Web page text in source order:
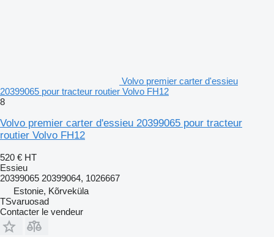
Volvo premier carter d'essieu
20399065 pour tracteur routier Volvo FH12
8
Volvo premier carter d'essieu 20399065 pour tracteur
routier Volvo FH12
520 € HT
Essieu
20399065 20399064, 1026667
Estonie, Kõrveküla
TSvaruosad
Contacter le vendeur